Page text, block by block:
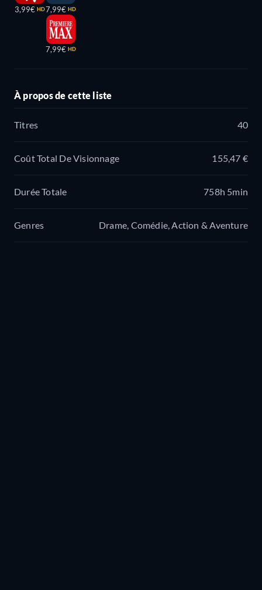
3,99€ HD7,99€ HD
7,99€ HD
À propos de cette liste
Titres 40
Coût Total De Visionnage 155,47 €
Durée Totale 758h 5min
Genres Drame, Comédie, Action & Aventure